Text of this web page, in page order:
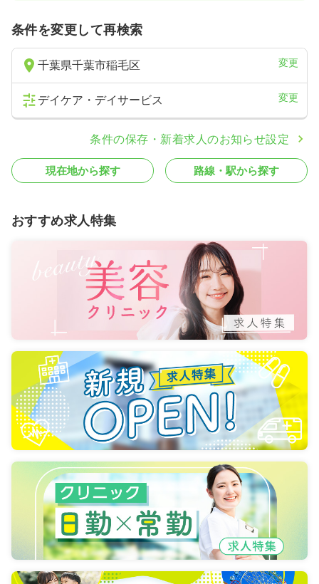
条件を変更して再検索
千葉県千葉市稲毛区 変更
デイケア・デイサービス 変更
条件の保存・新着求人のお知らせ設定
現在地から探す 路線・駅から探す
おすすめ求人特集